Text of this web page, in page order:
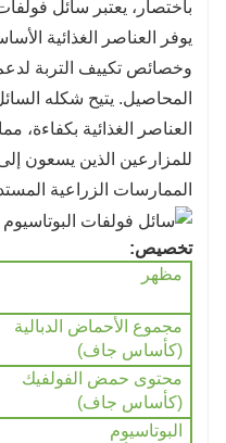
باختصار، يعتبر سائل
يوفر العناصر الغذائية
وخصائص تكييف التربة لدعم
المحاصيل. يتيح شكله
العناصر الغذائية بكفاءة،
للمزارعين الذين يسعون
الممارسات الزراعية
تخصيص:
مظهر
مجموع الأحماض الدبالية
(كأساس جاف)
محتوى حمض الفولفيك
(كأساس جاف)
البوتاسيوم